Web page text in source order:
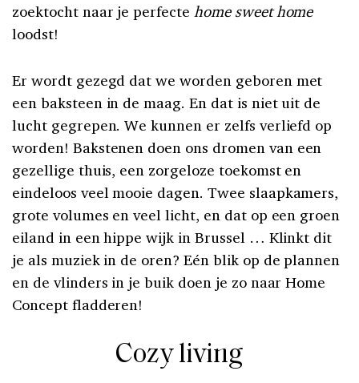
zoektocht naar je perfecte home sweet home
loodst!
Er wordt gezegd dat we worden geboren met
een baksteen in de maag. En dat is niet uit de
lucht gegrepen. We kunnen er zelfs verliefd op
worden! Bakstenen doen ons dromen van een
gezellige thuis, een zorgeloze toekomst en
eindeloos veel mooie dagen. Twee slaapkamers,
grote volumes en veel licht, en dat op een groen
eiland in een hippe wijk in Brussel … Klinkt dit
je als muziek in de oren? Eén blik op de plannen
en de vlinders in je buik doen je zo naar Home
Concept fladderen!
Cozy living